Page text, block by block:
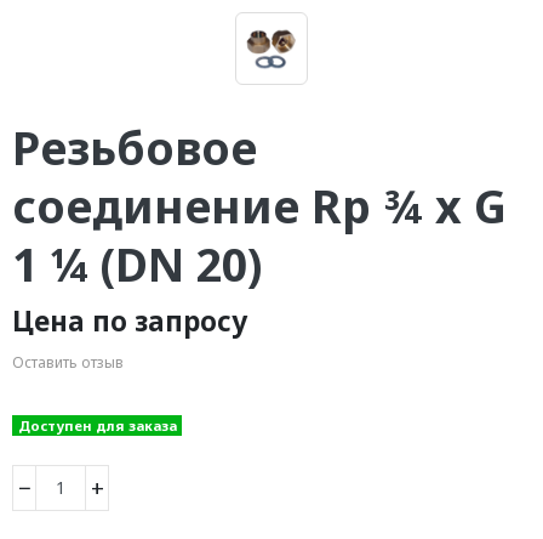
Резьбовое
соединение Rp ¾ x G
1 ¼ (DN 20)
Цена по запросу
Оставить отзыв
Доступен для заказа
− +